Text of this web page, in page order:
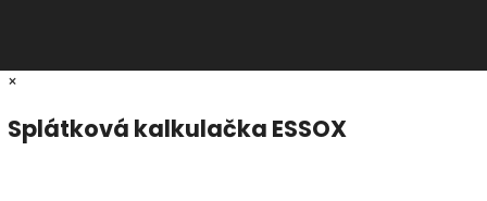
×
Splátková kalkulačka ESSOX